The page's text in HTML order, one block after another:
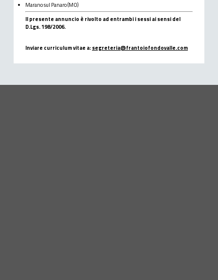
Marano sul Panaro (MO)
Il presente annuncio è rivolto ad entrambi i sessi ai sensi del
D.Lgs. 198/2006.
Inviare curriculum vitae a:segreteria@frantoiofondovalle.com